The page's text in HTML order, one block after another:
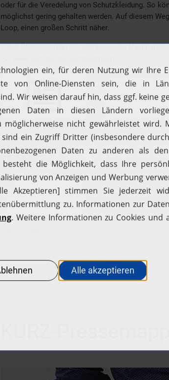
oder für die Veredelung von Schutzkleidung. So
möglichst gering gehalten werden. Auf diesem
Loop, einen großen Schritt näher.
Einen Überblick über die umfassenden
Download Pressemitteilung
LEONHARD KURZ auf der
Circular Valley Convention
(PDF, 285.37 KB)
(JPG, 1.45 MB)